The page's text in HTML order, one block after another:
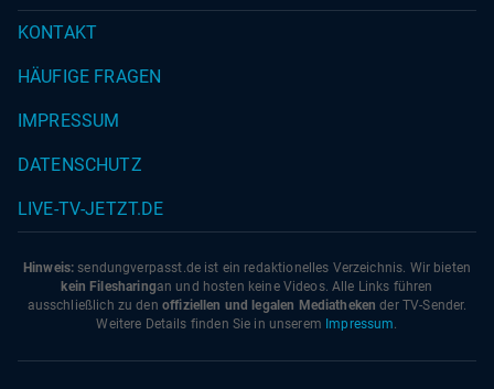
KONTAKT
HÄUFIGE FRAGEN
IMPRESSUM
DATENSCHUTZ
LIVE-TV-JETZT.DE
Hinweis: sendungverpasst.de ist ein redaktionelles Verzeichnis. Wir bieten
kein Filesharingan und hosten keine Videos. Alle Links führen
ausschließlich zu den offiziellen und legalen Mediatheken der TV-Sender.
Weitere Details finden Sie in unserem Impressum.